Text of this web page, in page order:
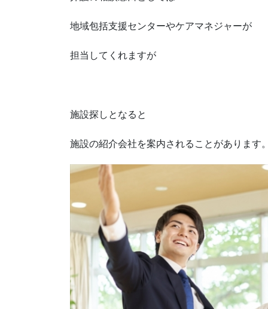
地域包括支援センターやケアマネジャーが
担当してくれますが
施設探しとなると
施設の紹介会社を案内されることがあります